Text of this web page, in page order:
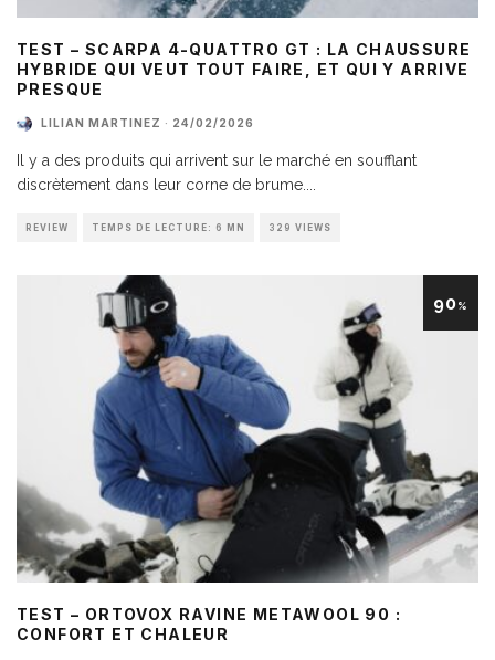
TEST – SCARPA 4-QUATTRO GT : LA CHAUSSURE
HYBRIDE QUI VEUT TOUT FAIRE, ET QUI Y ARRIVE
PRESQUE
LILIAN MARTINEZ · 24/02/2026
Il y a des produits qui arrivent sur le marché en soufflant
discrètement dans leur corne de brume.
REVIEW TEMPS DE LECTURE: 6 MN 329 VIEWS
90%
TEST – ORTOVOX RAVINE METAWOOL 90 :
CONFORT ET CHALEUR